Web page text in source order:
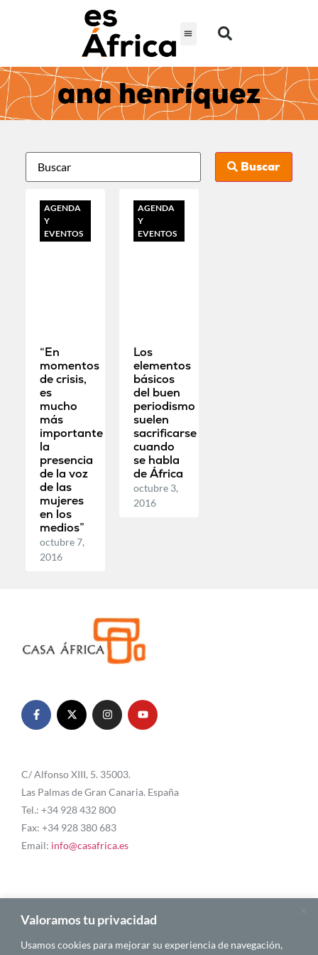
Valoramos tu privacidad
Usamos cookies para mejorar su experiencia de navegación,
ana henríquez
Buscar
AGENDA
Y
EVENTOS
“En
momentos
de crisis,
es
mucho
más
importante
la
presencia
de la voz
de las
mujeres
en los
medios”
octubre 7,
2016
AGENDA
Y
EVENTOS
Los
elementos
básicos
del buen
periodismo
suelen
sacrificarse
cuando
se habla
de África
octubre 3,
2016
C/ Alfonso XIII, 5. 35003.
Las Palmas de Gran Canaria. España
Tel.: +34 928 432 800
Fax: +34 928 380 683
Email: info@casafrica.es
Blog
Quiénes somos